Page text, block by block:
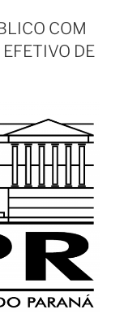
COM
DE